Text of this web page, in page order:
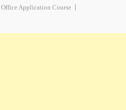
Application Course